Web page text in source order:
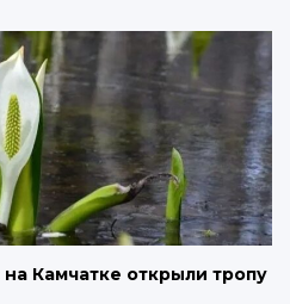
Камчатке открыли тропу